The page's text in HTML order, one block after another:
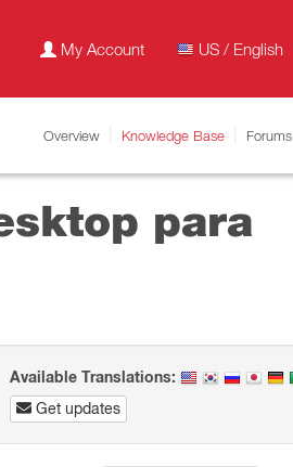
My Account US / English
Overview Knowledge Base Forums
para
Available Translations:
Get updates